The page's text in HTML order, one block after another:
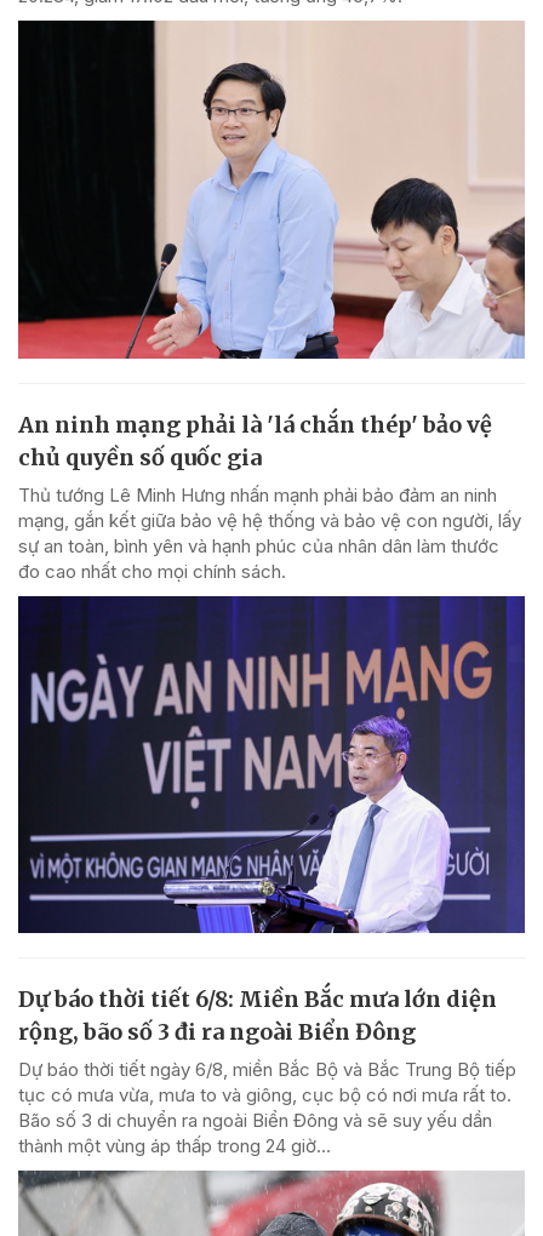
An ninh mạng phải là 'lá chắn thép' bảo vệ
chủ quyền số quốc gia
Thủ tướng Lê Minh Hưng nhấn mạnh phải bảo đảm an ninh
mạng, gắn kết giữa bảo vệ hệ thống và bảo vệ con người, lấy
sự an toàn, bình yên và hạnh phúc của nhân dân làm thước
đo cao nhất cho mọi chính sách.
Dự báo thời tiết 6/8: Miền Bắc mưa lớn diện
rộng, bão số 3 đi ra ngoài Biển Đông
Dự báo thời tiết ngày 6/8, miền Bắc Bộ và Bắc Trung Bộ tiếp
tục có mưa vừa, mưa to và giông, cục bộ có nơi mưa rất to.
Bão số 3 di chuyển ra ngoài Biển Đông và sẽ suy yếu dần
thành một vùng áp thấp trong 24 giờ...